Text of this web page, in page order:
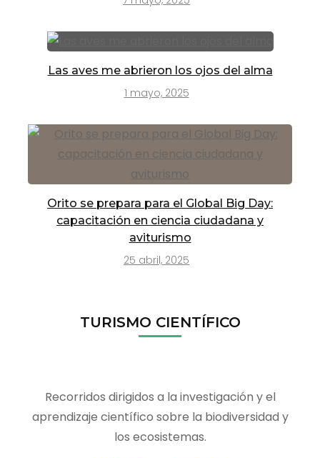
Las aves me abrieron los ojos del alma
1 mayo, 2025
Orito se prepara para el Global Big Day:
capacitación en ciencia ciudadana y
aviturismo
25 abril, 2025
TURISMO CIENTÍFICO
Recorridos dirigidos a la investigación y el
aprendizaje científico sobre la biodiversidad y
los ecosistemas.